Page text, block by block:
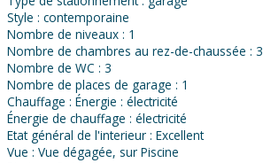
Style : contemporaine
Nombre de niveaux : 1
Nombre de chambres au rez-de-chaussée : 3
Nombre de WC : 3
Nombre de places de garage : 1
Chauffage : Énergie : électricité
Énergie de chauffage : électricité
Etat général de l'interieur : Excellent
Vue : Vue dégagée, sur Piscine